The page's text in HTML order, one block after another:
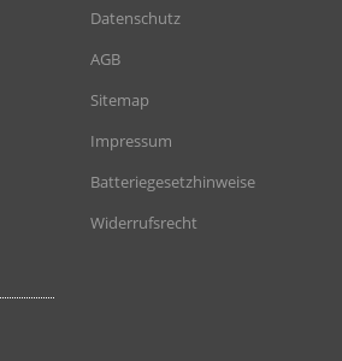
Datenschutz
AGB
Sitemap
Impressum
Batteriegesetzhinweise
Widerrufsrecht